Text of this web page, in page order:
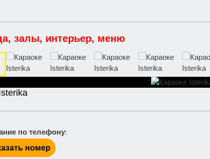
залы, интерьер, меню
по телефону:
номер